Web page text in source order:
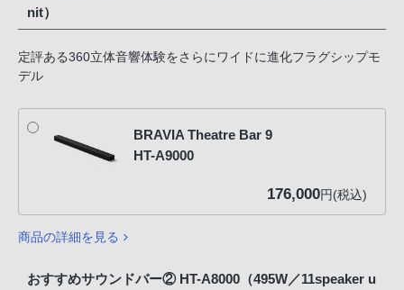
nit）
定評ある360立体音響体験をさらにワイドに進化フラグシップモ
デル
BRAVIA Theatre Bar 9
HT-A9000
176,000円(税込)
商品の詳細を見る
おすすめサウンドバー② HT-A8000（495W／11speaker u